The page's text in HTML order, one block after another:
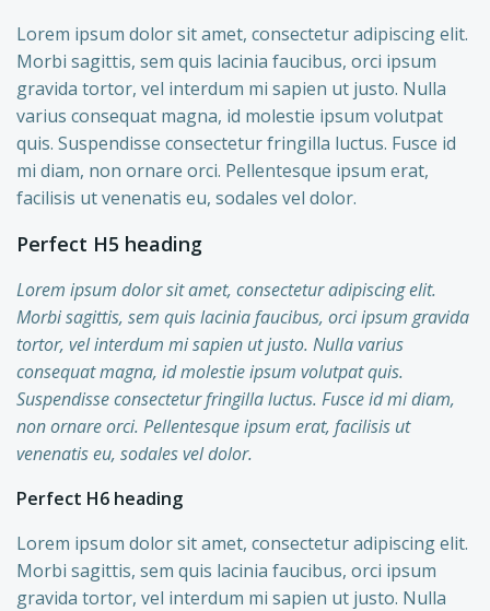
Lorem ipsum dolor sit amet, consectetur adipiscing elit.
Morbi sagittis, sem quis lacinia faucibus, orci ipsum
gravida tortor, vel interdum mi sapien ut justo. Nulla
varius consequat magna, id molestie ipsum volutpat
quis. Suspendisse consectetur fringilla luctus. Fusce id
mi diam, non ornare orci. Pellentesque ipsum erat,
facilisis ut venenatis eu, sodales vel dolor.
Perfect H5 heading
Lorem ipsum dolor sit amet, consectetur adipiscing elit.
Morbi sagittis, sem quis lacinia faucibus, orci ipsum gravida
tortor, vel interdum mi sapien ut justo. Nulla varius
consequat magna, id molestie ipsum volutpat quis.
Suspendisse consectetur fringilla luctus. Fusce id mi diam,
non ornare orci. Pellentesque ipsum erat, facilisis ut
venenatis eu, sodales vel dolor.
Perfect H6 heading
Lorem ipsum dolor sit amet, consectetur adipiscing elit.
Morbi sagittis, sem quis lacinia faucibus, orci ipsum
gravida tortor, vel interdum mi sapien ut justo. Nulla